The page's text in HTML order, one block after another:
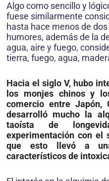
Algo como sencillo y
fuese similarmente
hasta hace menos de
humores, además de la
agua, aire y fuego,
tierra, fuego, agua,
Hacia el siglo V, hubo
los monjes chinos y
comercio entre
desarrolló mucho la
taoísta de
experimentación con
que esto llevó a
característicos de